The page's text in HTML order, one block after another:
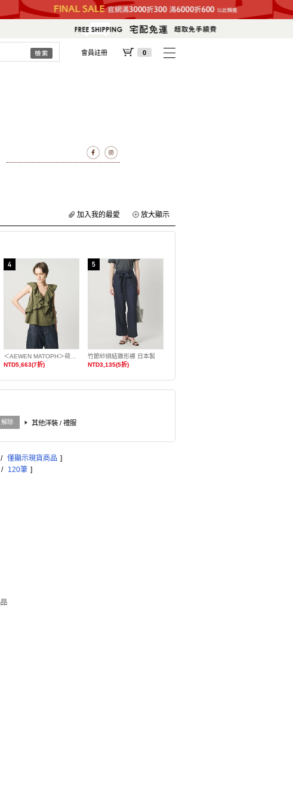
會員註冊 0
放大顯示
加入我的最愛
NTD5,663(7折)
竹節紗綁結錐形褲 日本製
NTD3,135(5折)
解除 其他洋裝 / 禮服
/ 僅顯示現貨商品 ]
/ 120筆 ]